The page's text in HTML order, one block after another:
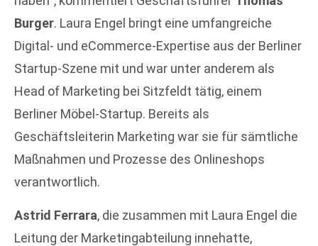
Burger. Laura Engel bringt eine umfangreiche
Digital- und eCommerce-Expertise aus der Berliner
Startup-Szene mit und war unter anderem als
Head of Marketing bei Sitzfeldt tätig, einem
Berliner Möbel-Startup. Bereits als
Geschäftsleiterin Marketing war sie für sämtliche
Maßnahmen und Prozesse des Onlineshops
verantwortlich.
Astrid Ferrara, die zusammen mit Laura Engel die
Leitung der Marketingabteilung innehatte,